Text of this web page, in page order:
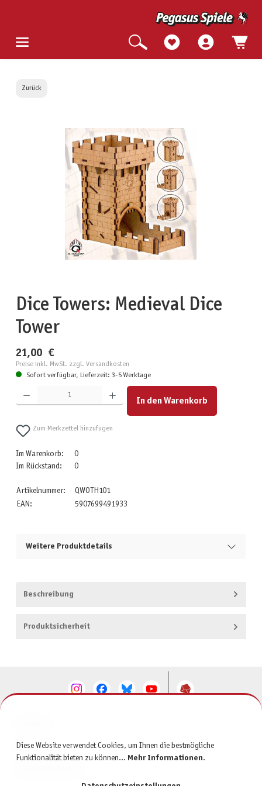
Zurück
Bildergalerie überspringen
Dice Towers: Medieval Dice
Tower
21,00 €
Preise inkl. MwSt. zzgl. Versandkosten
Sofort verfügbar, Lieferzeit: 3-5 Werktage
Produkt Anzahl: Gib den gewünschten Wert ein oder benutze die Schaltflächen um die Anzahl zu
In den Warenkorb
Zum Merkzettel hinzufügen
Im Warenkorb:
0
Im Rückstand:
0
Artikelnummer:
QWOTH101
EAN:
5907699491933
Weitere Produktdetails
Beschreibung
Produktsicherheit
SERVICE
Diese Website verwendet Cookies, um Ihnen die bestmögliche
Funktionalität bieten zu können... Mehr Informationen.